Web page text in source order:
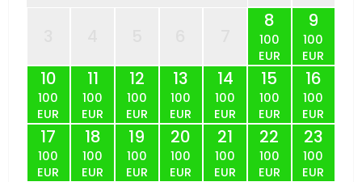
8
100
EUR
9
100
EUR
10
100
EUR
11
100
EUR
12
100
EUR
13
100
EUR
14
100
EUR
15
100
EUR
16
100
EUR
17
100
EUR
18
100
EUR
19
100
EUR
20
100
EUR
21
100
EUR
22
100
EUR
23
100
EUR